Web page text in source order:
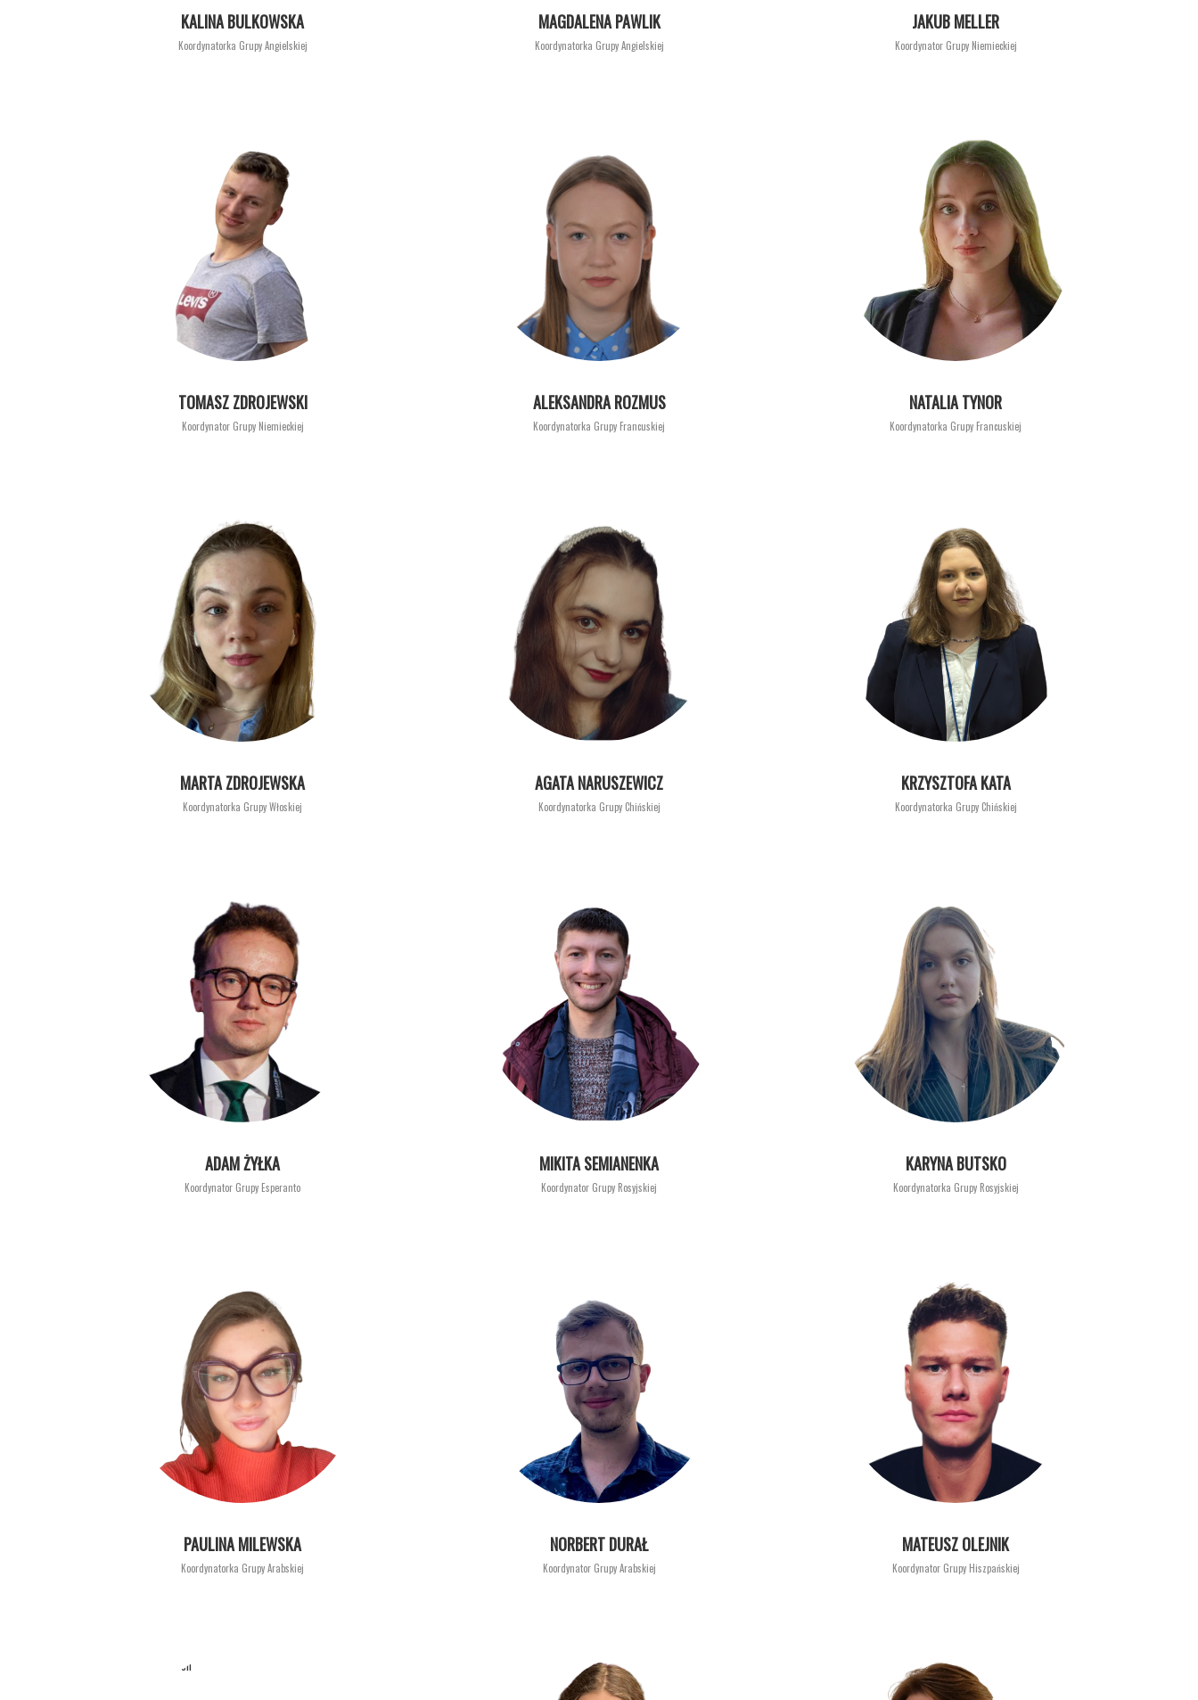
KALINA BULKOWSKA
Koordynatorka Grupy Angielskiej
MAGDALENA PAWLIK
Koordynatorka Grupy Angielskiej
JAKUB MELLER
Koordynator Grupy Niemieckiej
TOMASZ ZDROJEWSKI
Koordynator Grupy Niemieckiej
ALEKSANDRA ROZMUS
Koordynatorka Grupy Francuskiej
NATALIA TYNOR
Koordynatorka Grupy Francuskiej
MARTA ZDROJEWSKA
Koordynatorka Grupy Włoskiej
AGATA NARUSZEWICZ
Koordynatorka Grupy Chińskiej
KRZYSZTOFA KATA
Koordynatorka Grupy Chińskiej
ADAM ŻYŁKA
Koordynator Grupy Esperanto
MIKITA SEMIANENKA
Koordynator Grupy Rosyjskiej
KARYNA BUTSKO
Koordynatorka Grupy Rosyjskiej
PAULINA MILEWSKA
Koordynatorka Grupy Arabskiej
NORBERT DURAŁ
Koordynator Grupy Arabskiej
MATEUSZ OLEJNIK
Koordynator Grupy Hiszpańskiej